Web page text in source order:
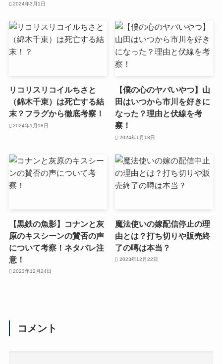
2024年3月1日
リコリスリコイルちさと
（錦木千束）は死亡する結
末？フラグから徹底考察！
2024年1月18日
【僕の心のヤバいやつ】山
田はいつから市川を好きに
なった？理由と伏線を考
察！
2024年1月18日
【黒鉄の魚影】コナンと灰
原のキスシーンの賛否の声
について考察！ネタバレ注
意！
2023年12月24日
魔法使いの嫁配信停止の理
由とは？打ち切りや販売終
了の噂は本当？
2023年12月22日
コメント